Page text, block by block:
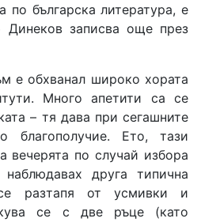
по българска литература, е
Динеков записва още през
е обхванал широко хората
Много апетити са се
– тя дава при сегашните
благополучие. Ето, тази
вечерята по случай избора
друга типична
разтапя от усмивки и
се с две ръце (като